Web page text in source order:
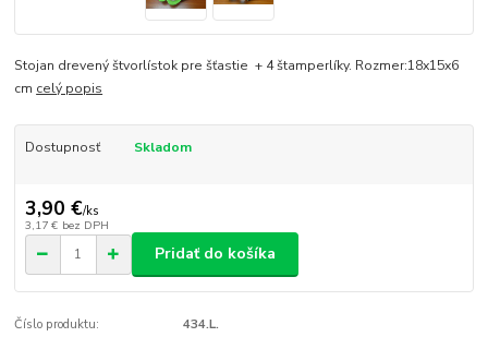
Stojan drevený štvorlístok pre šťastie + 4 štamperlíky. Rozmer:18x15x6
cm celý popis
Dostupnosť Skladom
3,90 €/ks
3,17 € bez DPH
Pridať do košíka
Číslo produktu: 434.L.